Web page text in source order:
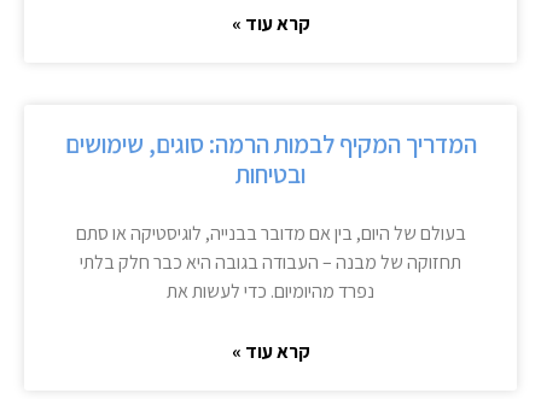
קרא עוד »
המדריך המקיף לבמות הרמה: סוגים, שימושים
ובטיחות
בעולם של היום, בין אם מדובר בבנייה, לוגיסטיקה או סתם
תחזוקה של מבנה – העבודה בגובה היא כבר חלק בלתי
נפרד מהיומיום. כדי לעשות את
קרא עוד »